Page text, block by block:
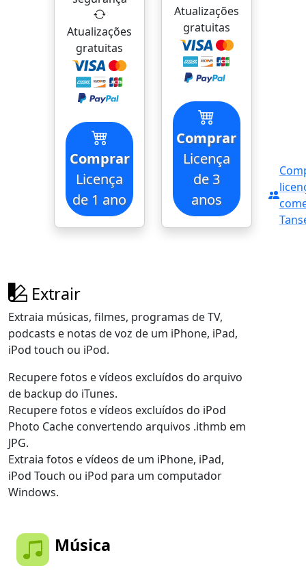
Atualizações
gratuitas
Comprar
Licença
de 1 ano
Atualizações
gratuitas
Comprar
Licença
de 3
anos
Extrair
Extraia músicas, filmes, programas de TV,
podcasts e notas de voz de um iPhone, iPad,
iPod touch ou iPod.
Recupere fotos e vídeos excluídos do arquivo
de backup do iTunes.
Recupere fotos e vídeos excluídos do iPod
Photo Cache convertendo arquivos .ithmb em
JPG.
Extraia fotos e vídeos de um iPhone, iPad,
iPod Touch ou iPod para um computador
Windows.
Música